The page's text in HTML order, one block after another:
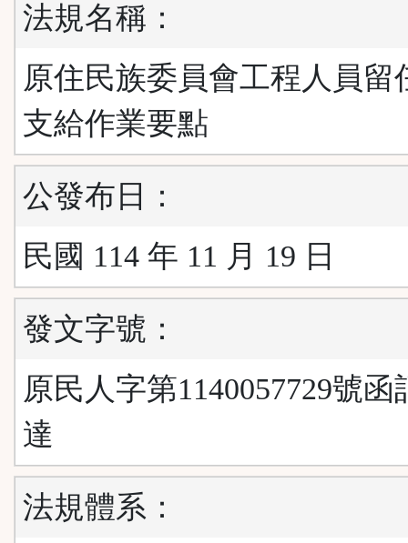
法規名稱：
原住民族委員會工程人員留
支給作業要點
公發布日：
民國 114 年 11 月 19 日
發文字號：
原民人字第1140057729號函
達
法規體系：